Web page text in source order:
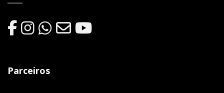
Parceiros